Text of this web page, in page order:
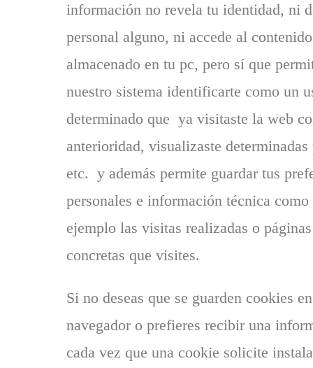
información no revela tu identidad, ni
personal alguno, ni accede al contenido
almacenado en tu pc, pero sí que
nuestro sistema identificarte como un
determinado que ya visitaste la web
anterioridad, visualizaste determinadas
etc. y además permite guardar tus
personales e información técnica como
ejemplo las visitas realizadas o páginas
concretas que visites.
Si no deseas que se guarden cookies
navegador o prefieres recibir una
cada vez que una cookie solicite